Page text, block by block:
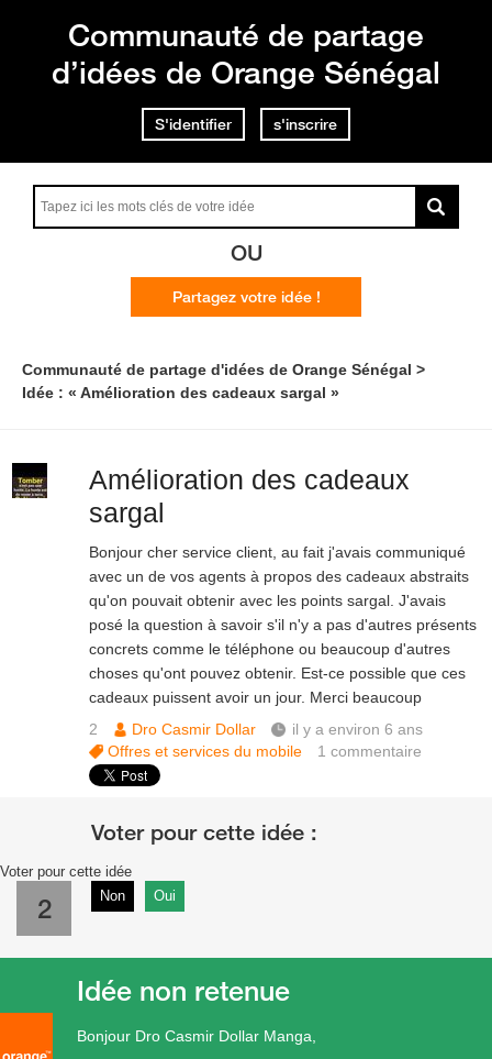
Communauté de partage
d’idées de Orange Sénégal
S'identifier s'inscrire
OU
Partagez votre idée !
Communauté de partage d'idées de Orange Sénégal
Idée : « Amélioration des cadeaux sargal »
Amélioration des cadeaux
sargal
Bonjour cher service client, au fait j'avais communiqué
avec un de vos agents à propos des cadeaux abstraits
qu'on pouvait obtenir avec les points sargal. J'avais
posé la question à savoir s'il n'y a pas d'autres présents
concrets comme le téléphone ou beaucoup d'autres
choses qu'ont pouvez obtenir. Est-ce possible que ces
cadeaux puissent avoir un jour. Merci beaucoup
2
Dro Casmir Dollar
il y a environ 6 ans
Offres et services du mobile
1commentaire
Voter pour cette idée
2 Non Oui
Bonjour Dro Casmir Dollar Manga,
Idée non retenue